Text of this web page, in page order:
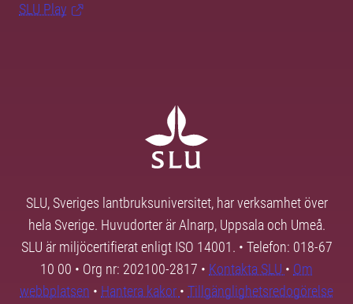
SLU Play
SLU, Sveriges lantbruksuniversitet, har verksamhet över
hela Sverige. Huvudorter är Alnarp, Uppsala och Umeå.
SLU är miljöcertifierat enligt ISO 14001. • Telefon: 018-67
10 00 • Org nr: 202100-2817 • Kontakta SLU • Om
webbplatsen • Hantera kakor • Tillgänglighetsredogörelse